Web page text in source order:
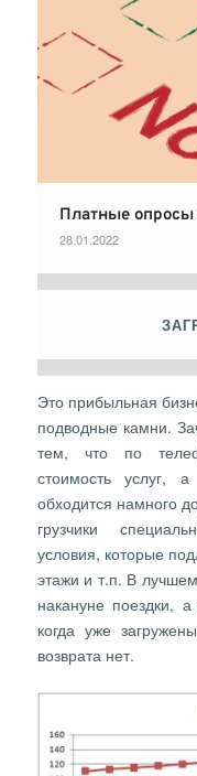
Платные опросы
28.01.2022
Это прибыльная
подводные камни.
тем, что по
стоимость услуг,
обходится намного
грузчики
условия, которые
этажи и т.п. В
накануне поездки,
когда уже
возврата нет.